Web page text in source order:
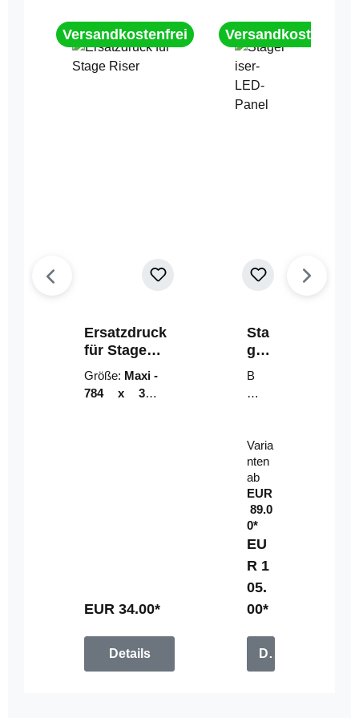
Versandkostenfrei
Ersatzdruck
für Stage
Riser
Größe: Maxi -
784 x 314
EUR 34.00*
Details
Versandkostenfrei
Sta
geri
ser-
LE
D-
el
B
un
mi
t
Fe
rn
be
di
en
u
n
g
Varia
nten
ab
EUR
89.0
0*
EU
R 1
05.
00*
Details